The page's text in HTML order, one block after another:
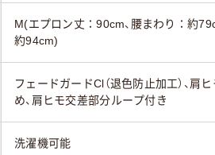
M(エプロン丈：90cm、腰まわり：約
約94cm)
フェードガードCl（退色防止加工）、肩
め、肩ヒモ交差部分ループ付き
洗濯機可能